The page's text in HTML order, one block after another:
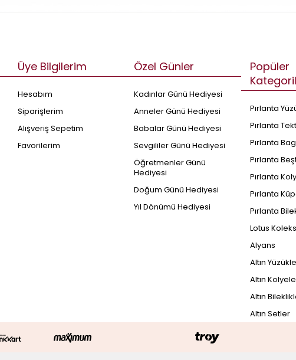
Üye Bilgilerim
Hesabım
Siparişlerim
Alışveriş Sepetim
Favorilerim
Özel Günler
Kadınlar Günü Hediyesi
Anneler Günü Hediyesi
Babalar Günü Hediyesi
Sevgililer Günü Hediyesi
Öğretmenler Günü
Hediyesi
Doğum Günü Hediyesi
Yıl Dönümü Hediyesi
Popüler
Pırlanta
Pırlanta
Pırlanta
Pırlanta
Pırlanta
Pırlanta
Pırlanta
Lotus
Alyans
Altın
Altın
Altın
Altın Setler